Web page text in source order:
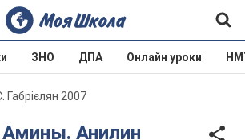
ЗНО ДПА Онлайн уроки
Габрієлян 2007
Амины. Анилин